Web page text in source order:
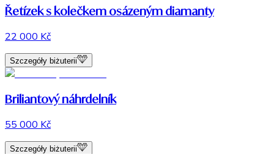
Řetízek s kolečkem osázeným diamanty
22 000 Kč
Szczegóły biżuterii
Briliantový náhrdelník
55 000 Kč
Szczegóły biżuterii